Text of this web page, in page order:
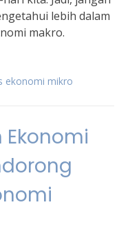
lebih dalam
makro.
ekonomi mikro